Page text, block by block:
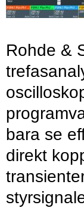
Rohde &
bara se
direkt